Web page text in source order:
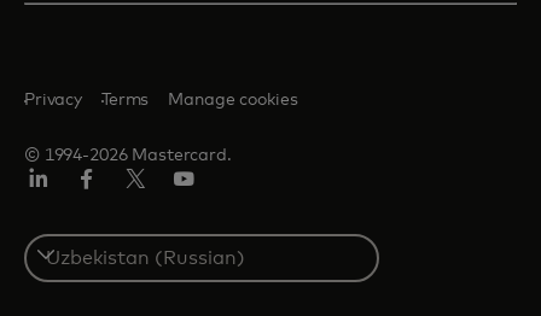
© 1994-2026 Mastercard.
Privacy Terms Manage cookies
Select
a
country